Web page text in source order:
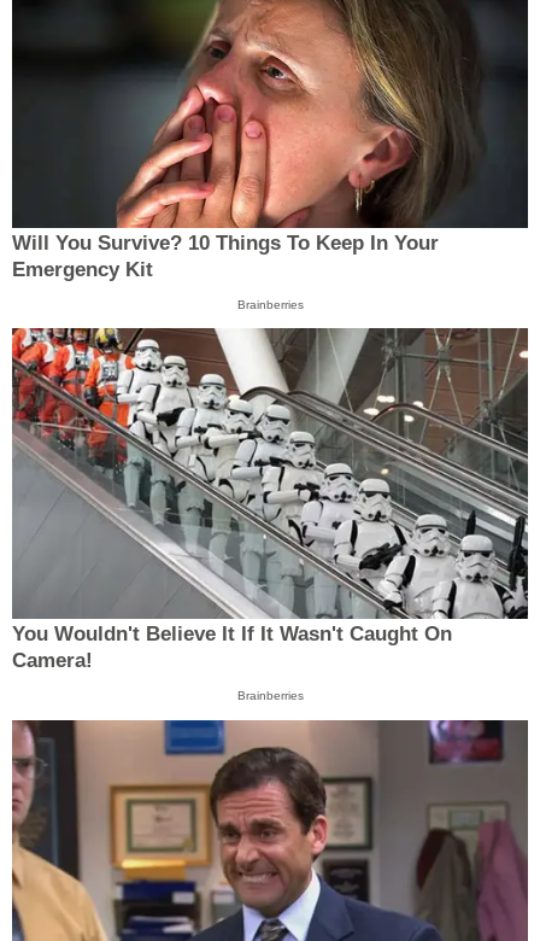
Will You Survive? 10 Things To Keep In Your
Emergency Kit
Brainberries
You Wouldn't Believe It If It Wasn't Caught On
Camera!
Brainberries